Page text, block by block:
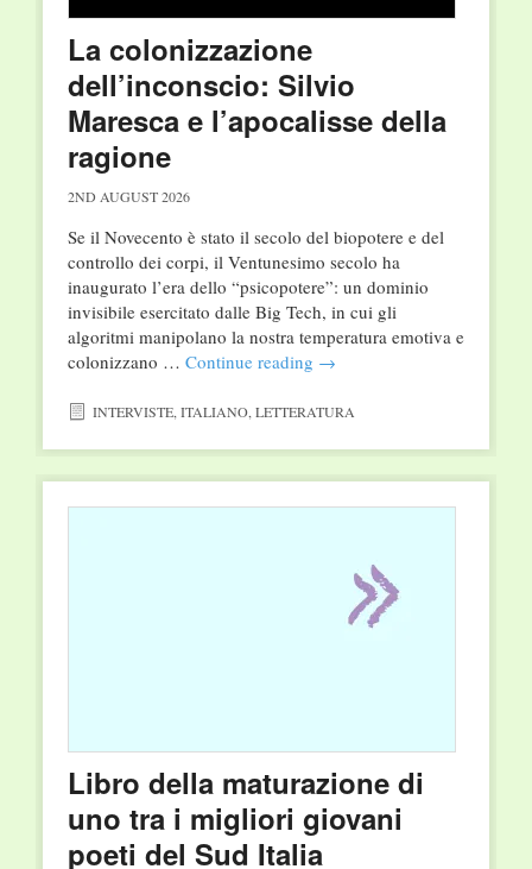
La colonizzazione
dell’inconscio: Silvio
Maresca e l’apocalisse della
ragione
2ND AUGUST 2026
Se il Novecento è stato il secolo del biopotere e del
controllo dei corpi, il Ventunesimo secolo ha
inaugurato l’era dello “psicopotere”: un dominio
invisibile esercitato dalle Big Tech, in cui gli
algoritmi manipolano la nostra temperatura emotiva e
colonizzano … Continue reading →
INTERVISTE,ITALIANO,LETTERATURA
Libro della maturazione di
uno tra i migliori giovani
poeti del Sud Italia